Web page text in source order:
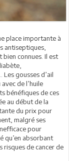
place importante à
antiseptiques,
connues. Il est
gousses d’ail
de l’huile
bénéfiques de ces
au début de la
du prix pour
malgré ses
pour
qu’en absorbant
risques de cancer de